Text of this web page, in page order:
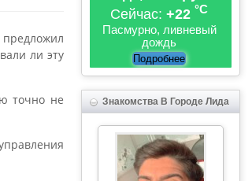
ли эту
точно не
Сейчас: +22 °C
Пасмурно, ливневый
дождь
Подробнее
Знакомства В Городе Лида